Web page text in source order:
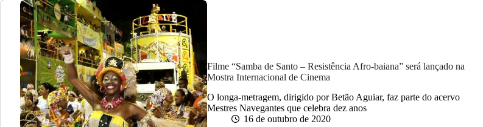
Filme “Samba de Santo – Resistência Afro-baiana” será lançado na
Mostra Internacional de Cinema
O longa-metragem, dirigido por Betão Aguiar, faz parte do acervo
Mestres Navegantes que celebra dez anos
16 de outubro de 2020